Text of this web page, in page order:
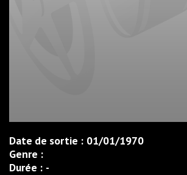
Date de sortie : 01/01/1970
Genre :
Durée : -